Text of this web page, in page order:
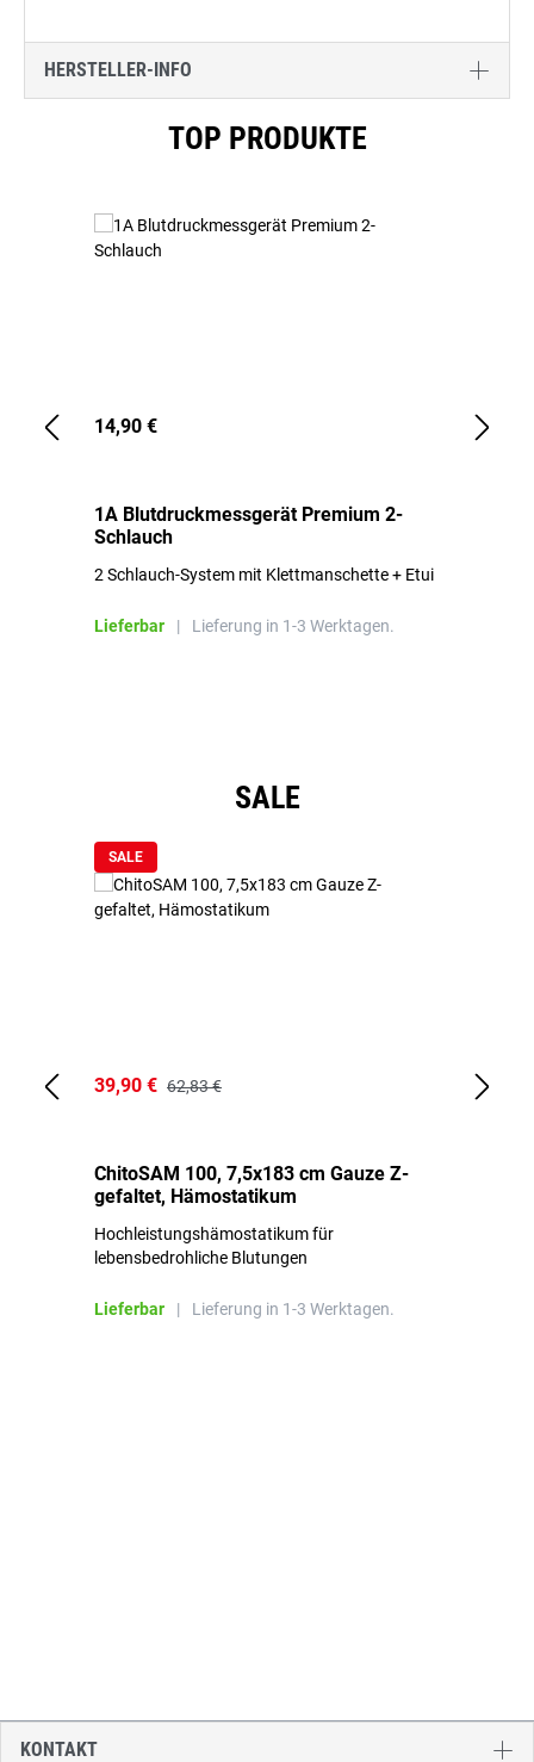
HERSTELLER-INFO
TOP PRODUKTE
14,90 €
1A Blutdruckmessgerät Premium 2-
Schlauch
2 Schlauch-System mit Klettmanschette + Etui
Lieferbar | Lieferung in 1-3 Werktagen.
SALE
SALE
39,90 € 62,83 €
ChitoSAM 100, 7,5x183 cm Gauze Z-
gefaltet, Hämostatikum
Hochleistungshämostatikum für
lebensbedrohliche Blutungen
Lieferbar | Lieferung in 1-3 Werktagen.
KONTAKT